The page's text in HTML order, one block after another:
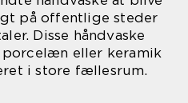
på offentlige steder
Disse håndvaske
eller keramik
i store fællesrum.